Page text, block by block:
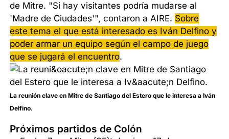
de Mitre. "Si hay visitantes podría mudarse al
'Madre de Ciudades'", contaron a AIRE. Sobre
este tema el que está interesado es Iván Delfino y
poder armar un equipo según el campo de juego
que se jugará el encuentro.
La reunión clave en Mitre de Santiago del Estero que le interesa a Iván
Delfino.
Próximos partidos de Colón